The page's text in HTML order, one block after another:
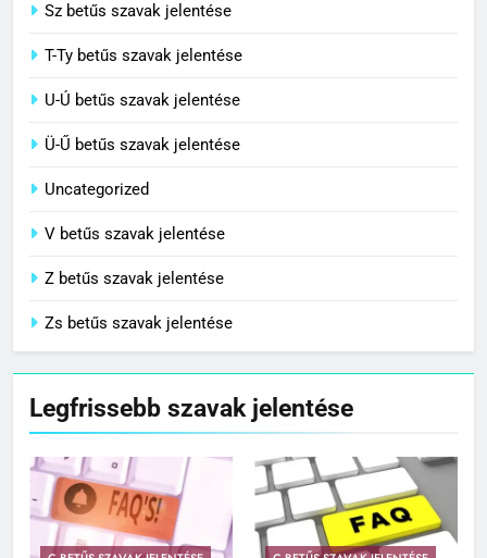
Sz betűs szavak jelentése
T-Ty betűs szavak jelentése
U-Ú betűs szavak jelentése
Ü-Ű betűs szavak jelentése
Uncategorized
V betűs szavak jelentése
Z betűs szavak jelentése
Zs betűs szavak jelentése
Legfrissebb szavak jelentése